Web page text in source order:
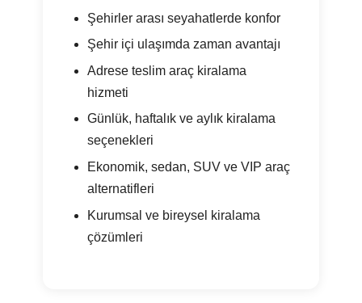
Şehirler arası seyahatlerde konfor
Şehir içi ulaşımda zaman avantajı
Adrese teslim araç kiralama
hizmeti
Günlük, haftalık ve aylık kiralama
seçenekleri
Ekonomik, sedan, SUV ve VIP araç
alternatifleri
Kurumsal ve bireysel kiralama
çözümleri